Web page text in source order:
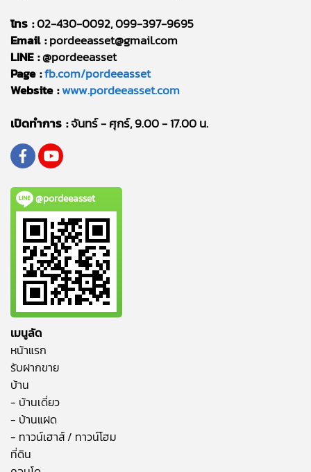
โทร :02-430-0092, 099-397-9695
Email :pordeeasset@gmail.com
LINE :@pordeeasset
Page :fb.com/pordeeasset
Website :www.pordeeasset.com
เปิดทำการ :จันทร์ - ศุกร์, 9.00 - 17.00 น.
@pordeeasset
เมนูลัด
หน้าแรก
รับฝากขาย
บ้าน
- บ้านเดี่ยว
- บ้านแฝด
- ทาวน์เฮาส์ / ทาวน์โฮม
ที่ดิน